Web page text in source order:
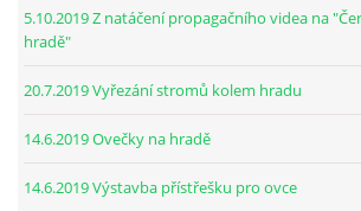
5.10.2019 Z natáčení propagačního videa na
hradě"
20.7.2019 Vyřezání stromů kolem hradu
14.6.2019 Ovečky na hradě
14.6.2019 Výstavba přístřešku pro ovce